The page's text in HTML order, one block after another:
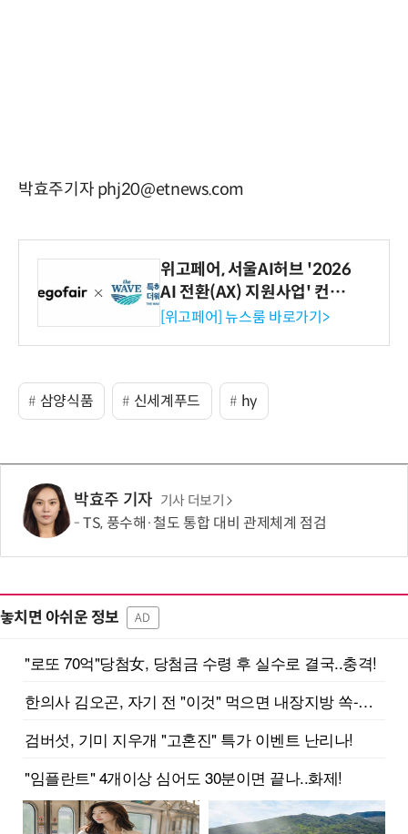
박효주기자 phj20@etnews.com
위고페어, 서울AI허브 '2026
AI 전환(AX) 지원사업' 컨소
시엄 선정
[위고페어] 뉴스룸 바로가기>
삼양식품 신세계푸드 hy
박효주 기자 기사 더보기
TS, 풍수해·철도 통합 대비 관제체계 점검
놓치면 아쉬운 정보 AD